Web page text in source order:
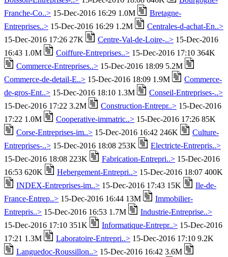
Franche-Co..> 15-Dec-2016 16:29 1.0M
Bretagne-
Entreprises..> 15-Dec-2016 16:29 1.2M
Centrales-d-achat-En..>
15-Dec-2016 17:26 27K
Centre-Val-de-Loire-..> 15-Dec-2016
16:43 1.0M
Coiffure-Entreprises..> 15-Dec-2016 17:10 364K
Commerce-Entreprises..> 15-Dec-2016 18:09 5.2M
Commerce-de-detail-E..> 15-Dec-2016 18:09 1.9M
Commerce-
de-gros-Ent..> 15-Dec-2016 18:10 1.3M
Conseil-Entreprises-..>
15-Dec-2016 17:22 3.2M
Construction-Entrepr..> 15-Dec-2016
17:22 1.0M
Cooperative-immatric..> 15-Dec-2016 17:26 85K
Corse-Entreprises-im..> 15-Dec-2016 16:42 246K
Culture-
Entreprises-..> 15-Dec-2016 18:08 253K
Electricte-Entrepris..>
15-Dec-2016 18:08 223K
Fabrication-Entrepri..> 15-Dec-2016
16:53 620K
Hebergement-Entrepri..> 15-Dec-2016 18:07 400K
INDEX-Entreprises-im..> 15-Dec-2016 17:43 15K
Ile-de-
France-Entrep..> 15-Dec-2016 16:44 13M
Immobilier-
Entrepris..> 15-Dec-2016 16:53 1.7M
Industrie-Entreprise..>
15-Dec-2016 17:10 351K
Informatique-Entrepr..> 15-Dec-2016
17:21 1.3M
Laboratoire-Entrepri..> 15-Dec-2016 17:10 9.2K
Languedoc-Roussillon..> 15-Dec-2016 16:42 3.6M